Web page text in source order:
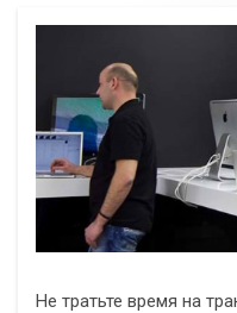
Не тратьте время на